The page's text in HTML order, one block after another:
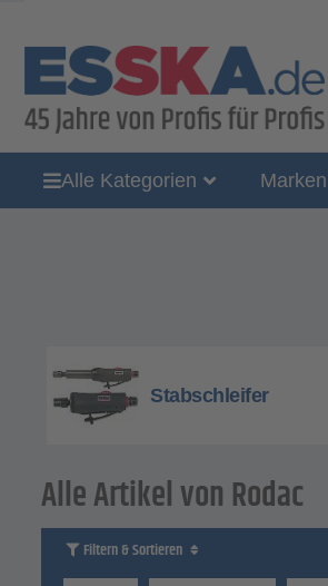
Alle Kategorien Marken
Stabschleifer
Alle Artikel von Rodac
Filtern & Sortieren